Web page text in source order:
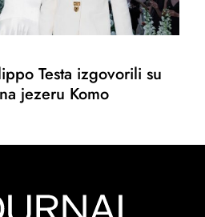
Testa izgovorili su
jezeru Komo